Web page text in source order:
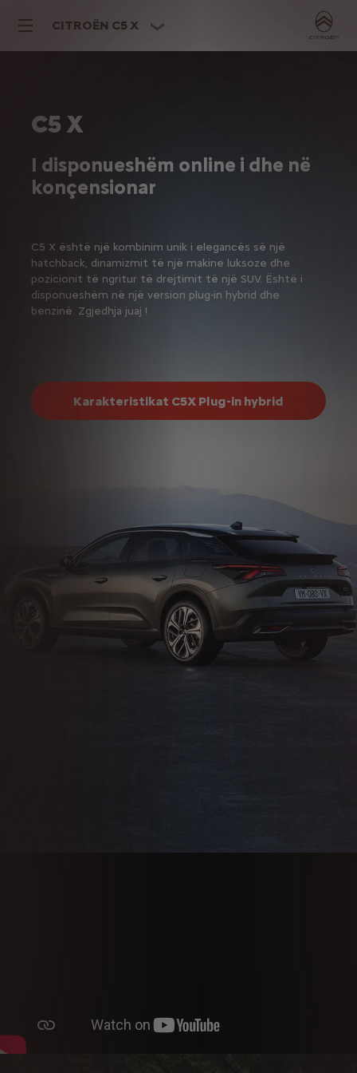
CITROËN C5 X
C5 X
I disponueshëm online i dhe në
konçensionar
C5 X është një kombinim unik i elegancës së një
hatchback, dinamizmit të një makine luksoze dhe
pozicionit të ngritur të drejtimit të një SUV. Është i
disponueshëm në një version plug-in hybrid dhe
benzinë. Zgjedhja juaj !
Karakteristikat C5X Plug-in hybrid